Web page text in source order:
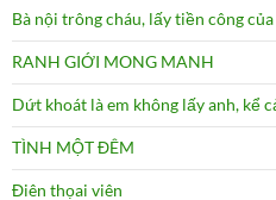
Bà nội trông cháu, lấy tiền công
RANH GIỚI MONG MANH
Dứt khoát là em không lấy anh, kể
TÌNH MỘT ĐÊM
Điên thọai viên